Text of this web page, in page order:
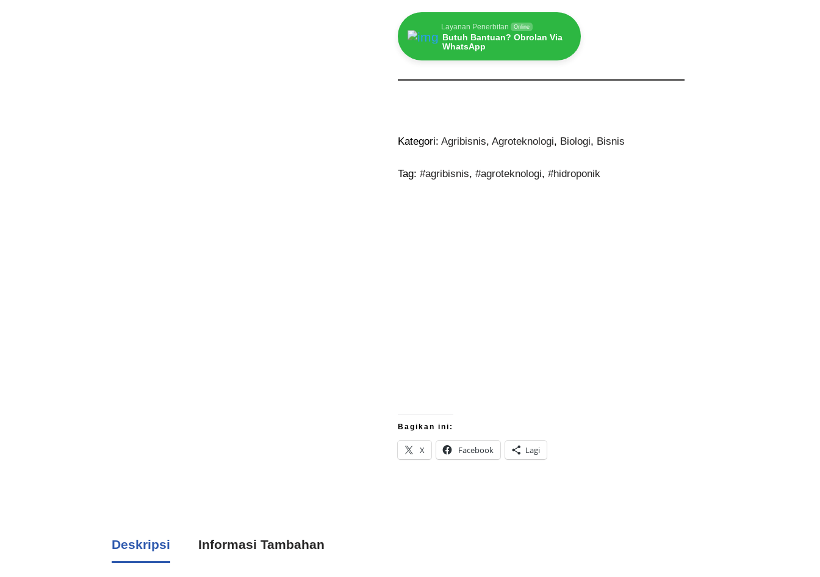
Layanan Penerbitan Online
Butuh Bantuan? Obrolan Via
WhatsApp
Kategori:Agribisnis,Agroteknologi, Biologi, Bisnis
Tag:#agribisnis,#agroteknologi,#hidroponik
Bagikan ini:
X Facebook Lagi
Deskripsi Informasi Tambahan